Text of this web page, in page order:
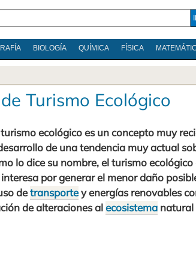
BIOLOGÍA QUÍMICA FÍSICA
Turismo Ecológico
ecológico es un concepto muy
de una tendencia muy actual
lo dice su nombre, el turismo
por generar el menor daño
detransportey energías renovables
de alteraciones alecosistema natural